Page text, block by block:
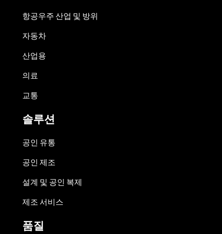
항공우주 산업 및 방위
자동차
산업용
의료
교통
솔루션
공인 유통
공인 제조
설계 및 공인 복제
제조 서비스
품질